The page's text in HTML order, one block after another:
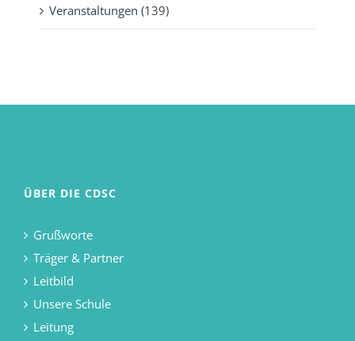
Veranstaltungen (139)
ÜBER DIE CDSC
Grußworte
Träger & Partner
Leitbild
Unsere Schule
Leitung